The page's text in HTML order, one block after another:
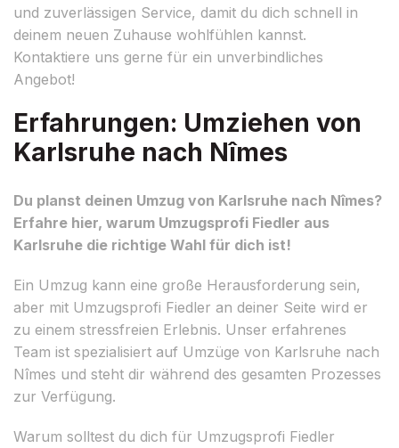
und zuverlässigen Service, damit du dich schnell in
deinem neuen Zuhause wohlfühlen kannst.
Kontaktiere uns gerne für ein unverbindliches
Angebot!
Erfahrungen: Umziehen von
Karlsruhe nach Nîmes
Du planst deinen Umzug von Karlsruhe nach Nîmes?
Erfahre hier, warum Umzugsprofi Fiedler aus
Karlsruhe die richtige Wahl für dich ist!
Ein Umzug kann eine große Herausforderung sein,
aber mit Umzugsprofi Fiedler an deiner Seite wird er
zu einem stressfreien Erlebnis. Unser erfahrenes
Team ist spezialisiert auf Umzüge von Karlsruhe nach
Nîmes und steht dir während des gesamten Prozesses
zur Verfügung.
Warum solltest du dich für Umzugsprofi Fiedler